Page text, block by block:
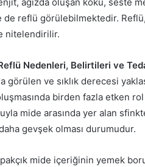
reflü görülebilmektedir.
nitelendirilir.
Nedenleri, Belirtileri ve
görülen ve sıklık derecesi
oluşmasında birden fazla etken
mide arasında yer alan
gevşek olması durumudur.
mide içeriğinin yemek